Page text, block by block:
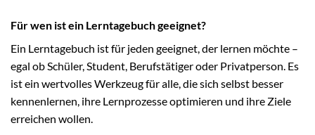
Für wen ist ein Lerntagebuch geeignet?
Ein Lerntagebuch ist für jeden geeignet, der lernen möchte –
egal ob Schüler, Student, Berufstätiger oder Privatperson. Es
ist ein wertvolles Werkzeug für alle, die sich selbst besser
kennenlernen, ihre Lernprozesse optimieren und ihre Ziele
erreichen wollen.